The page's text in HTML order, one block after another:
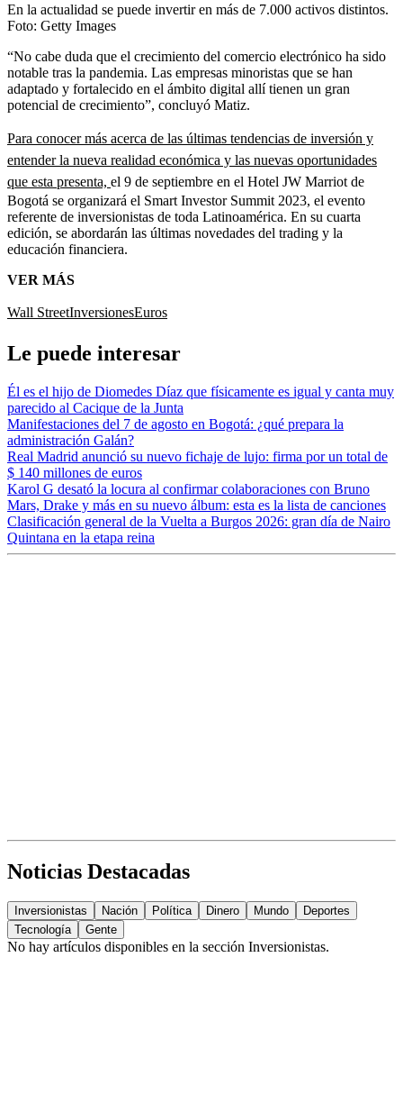
En la actualidad se puede invertir en más de 7.000 activos distintos.
Foto: Getty Images
“No cabe duda que el crecimiento del comercio electrónico ha sido
notable tras la pandemia. Las empresas minoristas que se han
adaptado y fortalecido en el ámbito digital allí tienen un gran
potencial de crecimiento”, concluyó Matiz.
Para conocer más acerca de las últimas tendencias de inversión y
entender la nueva realidad económica y las nuevas oportunidades
que esta presenta, el 9 de septiembre en el Hotel JW Marriot de
Bogotá se organizará el Smart Investor Summit 2023, el evento
referente de inversionistas de toda Latinoamérica. En su cuarta
edición, se abordarán las últimas novedades del trading y la
educación financiera.
VER MÁS
Wall StreetInversionesEuros
Le puede interesar
Él es el hijo de Diomedes Díaz que físicamente es igual y canta muy
parecido al Cacique de la Junta
Manifestaciones del 7 de agosto en Bogotá: ¿qué prepara la
administración Galán?
Real Madrid anunció su nuevo fichaje de lujo: firma por un total de
$ 140 millones de euros
Karol G desató la locura al confirmar colaboraciones con Bruno
Mars, Drake y más en su nuevo álbum: esta es la lista de canciones
Clasificación general de la Vuelta a Burgos 2026: gran día de Nairo
Quintana en la etapa reina
Noticias Destacadas
Inversionistas Nación Política Dinero Mundo
Deportes
Tecnología
Gente
No hay artículos disponibles en la sección Inversionistas.